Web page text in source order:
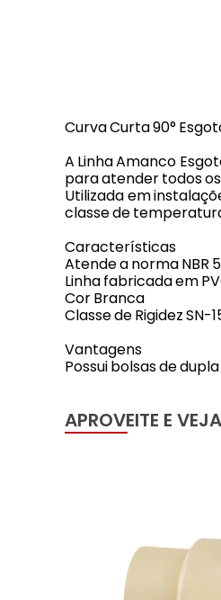
Curva Curta 90°
A Linha Amanco
para atender todos
Utilizada em
classe de
Características
Atende a norma NBR
Linha fabricada em
Cor Branca
Classe de Rigidez SN-
Vantagens
Possui bolsas de
APROVEITE E